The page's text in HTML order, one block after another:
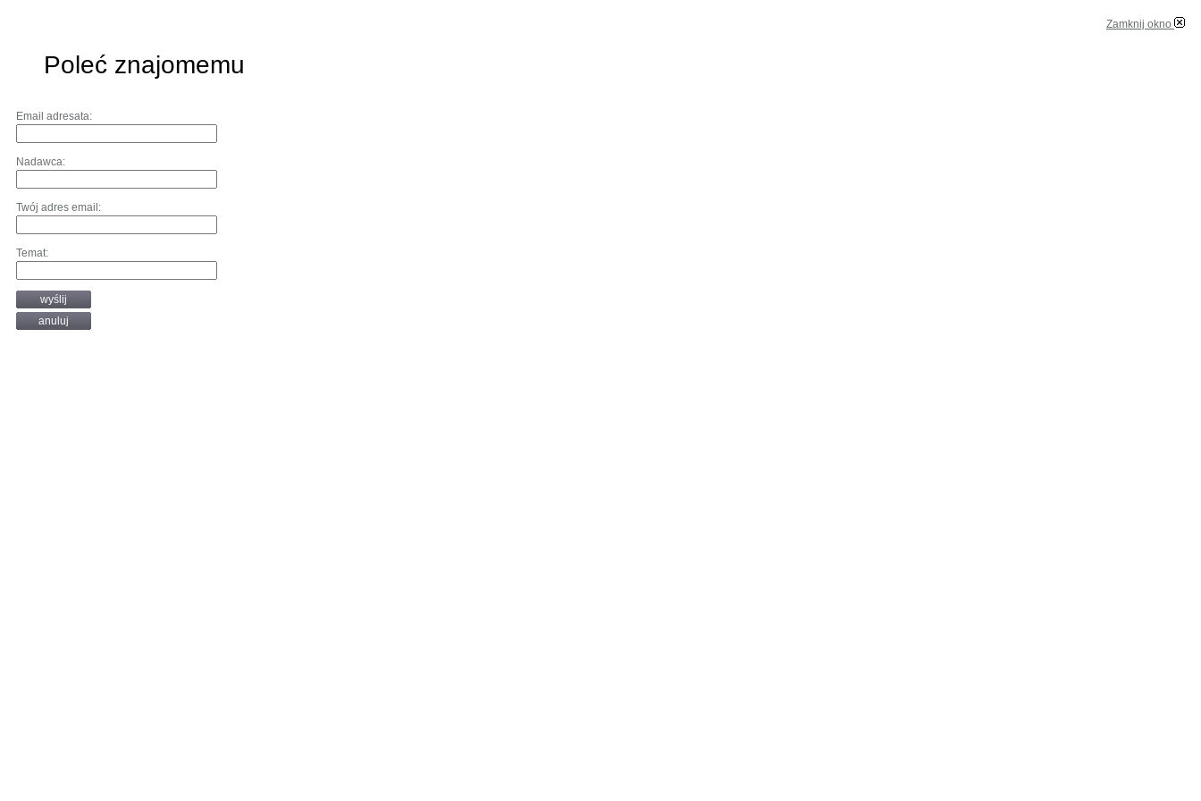
Zamknij okno
Poleć znajomemu
Email adresata:
Nadawca:
Twój adres email:
Temat:
wyślij
anuluj